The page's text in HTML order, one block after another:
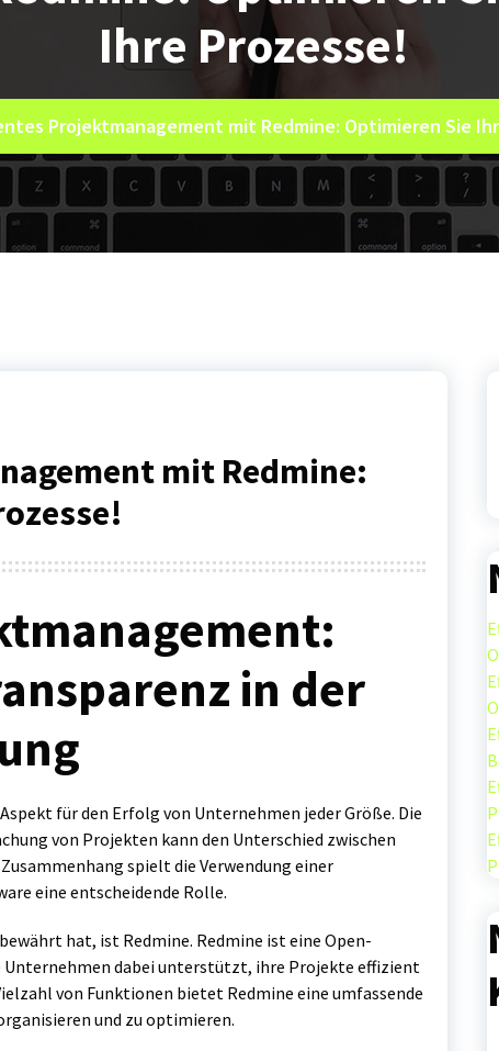
Ihre Prozesse!
Projektmanagement mit Redmine: Optimieren Sie
mit Redmine:
in der
für den Erfolg von Unternehmen jeder Größe. Die
von Projekten kann den Unterschied zwischen
spielt die Verwendung einer
eine entscheidende Rolle.
hat, ist Redmine. Redmine ist eine Open-
dabei unterstützt, ihre Projekte effizient
von Funktionen bietet Redmine eine umfassende
und zu optimieren.